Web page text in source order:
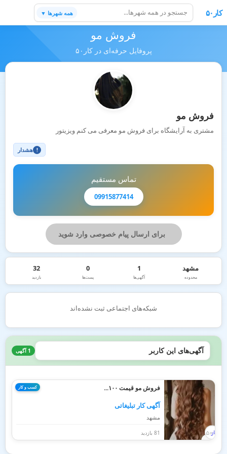
کار۵۰ همه شهرها ▼
فروش مو
پروفایل حرفه‌ای در کار۵۰
فروش مو
مشتری به آرایشگاه برای فروش مو معرفی می کنم ویزیتور
! هشدار
تماس مستقیم
09915877414
برای ارسال پیام خصوصی وارد شوید
مشهد
محدوده
1
آگهی‌ها
0
پست‌ها
32
بازدید
شبکه‌های اجتماعی ثبت نشده‌اند
آگهی‌های این کاربر 1 آگهی
کسب و کار فروش مو قیمت ۱۰۰...
آگهی کار تبلیغاتی
مشهد
81 بازدید